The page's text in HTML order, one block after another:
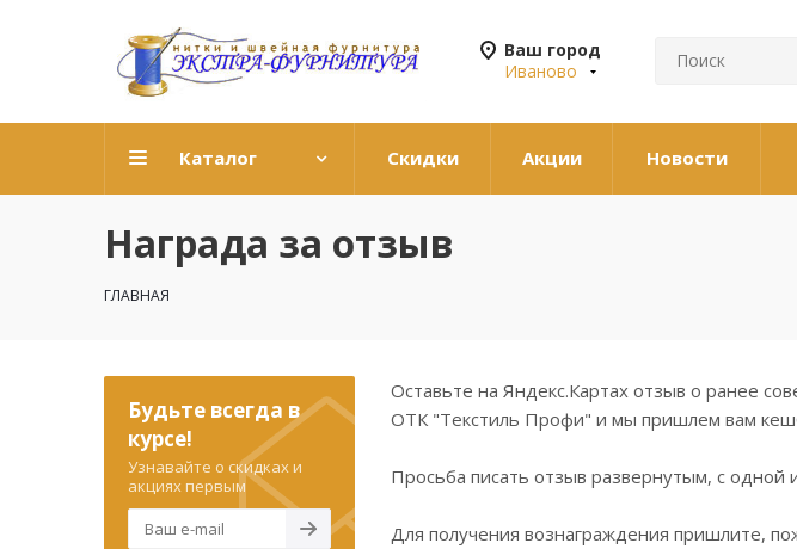
Ваш город
Иваново
Каталог Скидки Акции Новости
Награда за отзыв
ГЛАВНАЯ
Оставьте на Яндекс.Картах отзыв о ранее
ОТК "Текстиль Профи" и мы пришлем вам
Просьба писать отзыв развернутым, с одной
Для получения вознаграждения пришлите,
Будьте всегда в
курсе!
Узнавайте о скидках и
акциях первым